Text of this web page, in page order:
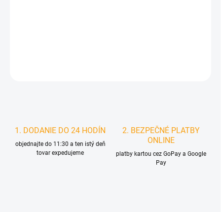
1. DODANIE DO 24 HODÍN
objednajte do 11:30 a ten istý deň
tovar expedujeme
2. BEZPEČNÉ PLATBY
ONLINE
platby kartou cez GoPay a Google
Pay